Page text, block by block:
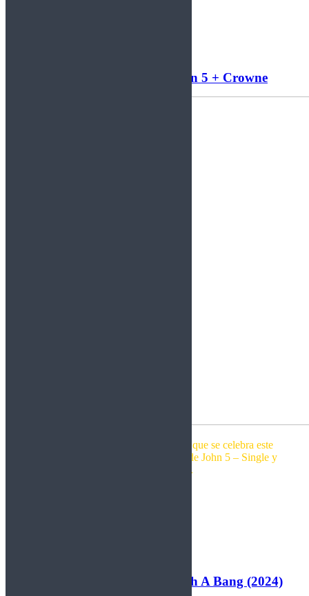
Noticias: Bodega Rock + John 5 + Crowne
Recordatorio festival Bodega Rock que se celebra este
viernes 15 de agosto – Nuevo tema de John 5 – Single y
disco de Crowne.
Kissin´ Dynamite – Back With A Bang (2024)